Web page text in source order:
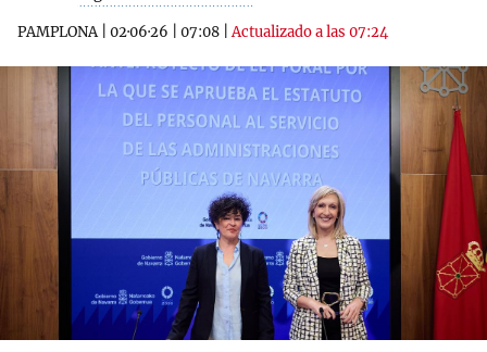
PAMPLONA| 02·06·26 07:08 |Actualizado a las 07:24